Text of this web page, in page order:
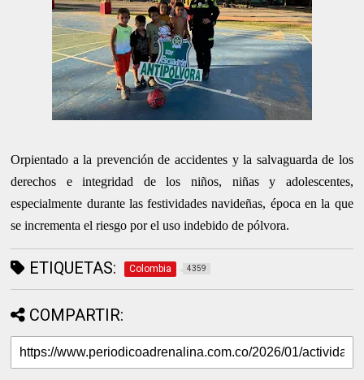
Orpientado a la prevención de accidentes y la salvaguarda de los
derechos e integridad de los niños, niñas y adolescentes,
especialmente durante las festividades navideñas, época en la que
se incrementa el riesgo por el uso indebido de pólvora.
ETIQUETAS: Colombia 4359
COMPARTIR: